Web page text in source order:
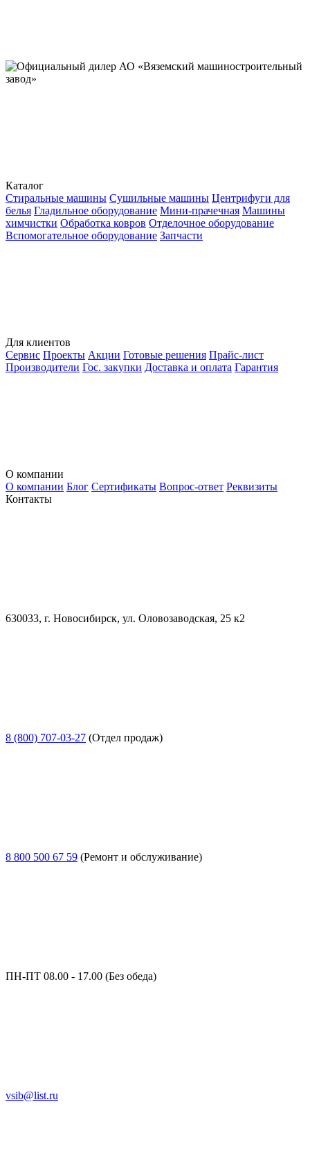
Каталог
Стиральные машины Сушильные машины Центрифуги для
белья Гладильное оборудование Мини-прачечная Машины
химчистки Обработка ковров Отделочное оборудование
Вспомогательное оборудование Запчасти
Для клиентов
Сервис Проекты Акции Готовые решения Прайс-лист
Производители Гос. закупки Доставка и оплата Гарантия
О компании
О компании Блог Сертификаты Вопрос-ответ Реквизиты
Контакты
630033, г. Новосибирск, ул. Оловозаводская, 25 к2
8 (800) 707-03-27 (Отдел продаж)
8 800 500 67 59 (Ремонт и обслуживание)
ПН-ПТ 08.00 - 17.00 (Без обеда)
vsib@list.ru